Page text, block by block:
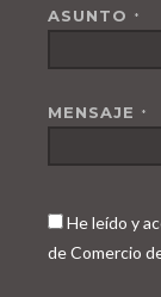
ASUNTO *
MENSAJE *
He leído y
de Comercio